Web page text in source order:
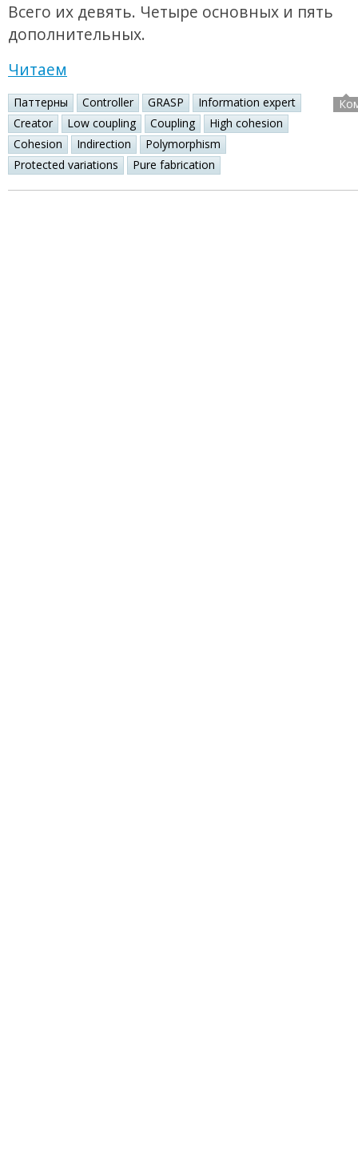
Всего их девять. Четыре основных и пять
дополнительных.
Читаем
Паттерны Controller GRASP
Information expert
Creator
Low coupling Coupling
High cohesion
Cohesion
Indirection
Polymorphism
Protected variations
Pure fabrication